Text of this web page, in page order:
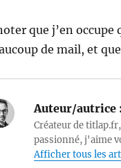
que j’en
de mail, et
Auteur/autrice
Créateur de
passionné, j'aime
Afficher tous les